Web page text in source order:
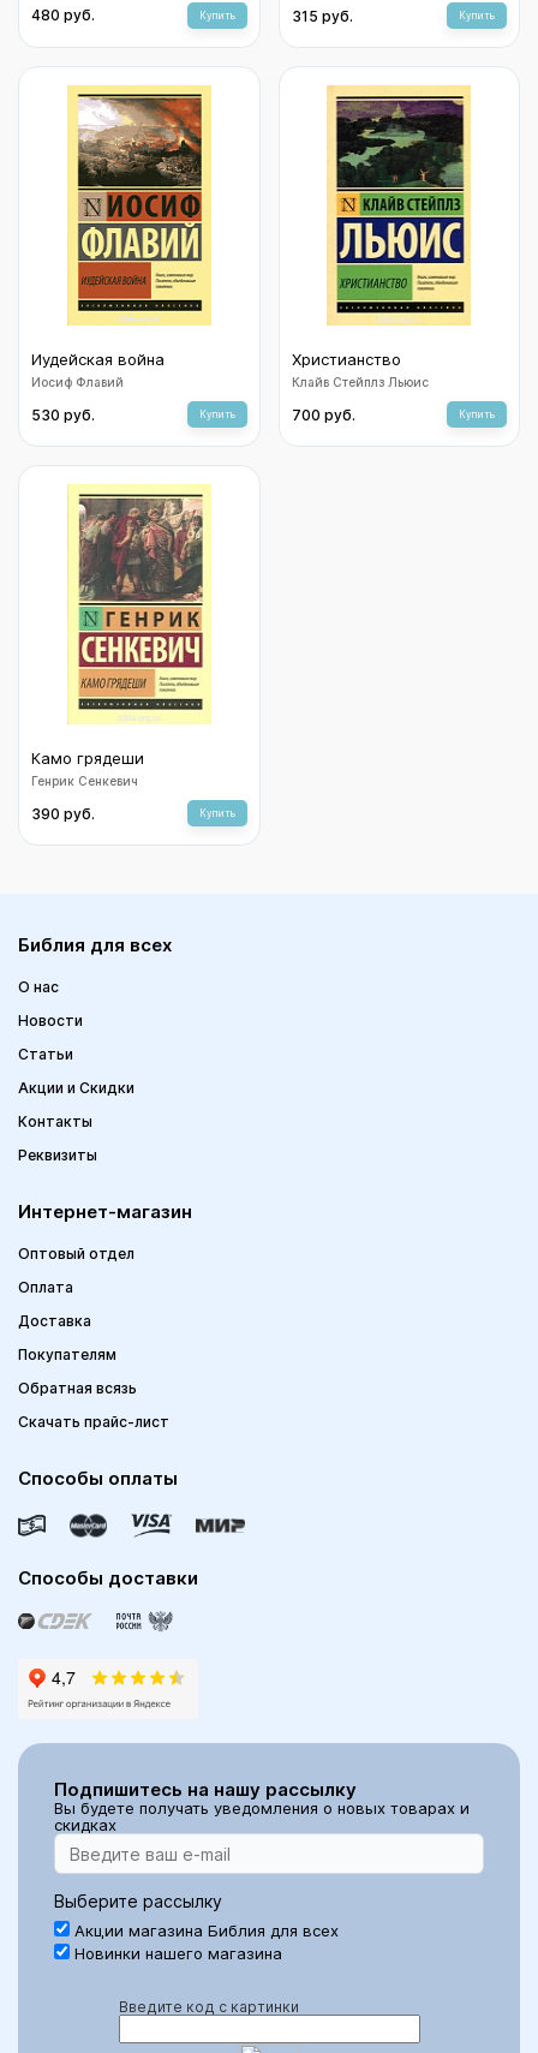
480 руб. Купить 315 руб. Купить
Иудейская война
Иосиф Флавий
530 руб. Купить
Христианство
Клайв Стейплз Льюис
700 руб. Купить
Камо грядеши
Генрик Сенкевич
390 руб. Купить
Библия для всех
О нас
Новости
Статьи
Акции и Скидки
Контакты
Реквизиты
Интернет-магазин
Оптовый отдел
Оплата
Доставка
Покупателям
Обратная всязь
Скачать прайс-лист
Способы оплаты
Способы доставки
Подпишитесь на нашу рассылку
Вы будете получать уведомления о новых товарах и
скидках
Выберите рассылку
Акции магазина Библия для всех
Новинки нашего магазина
Введите код с картинки